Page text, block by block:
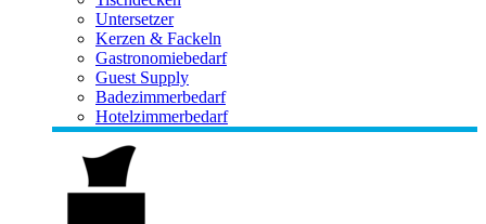
Untersetzer
Kerzen & Fackeln
Gastronomiebedarf
Guest Supply
Badezimmerbedarf
Hotelzimmerbedarf